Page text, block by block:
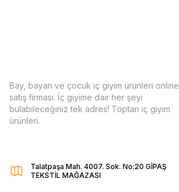
Bay, bayan ve çocuk iç giyim ürünleri online
satış firması. İç giyime dair her şeyi
bulabileceğiniz tek adres! Toptan iç giyim
ürünleri.
Talatpaşa Mah. 4007. Sok. No:20 GİPAŞ
TEKSTİL MAĞAZASI